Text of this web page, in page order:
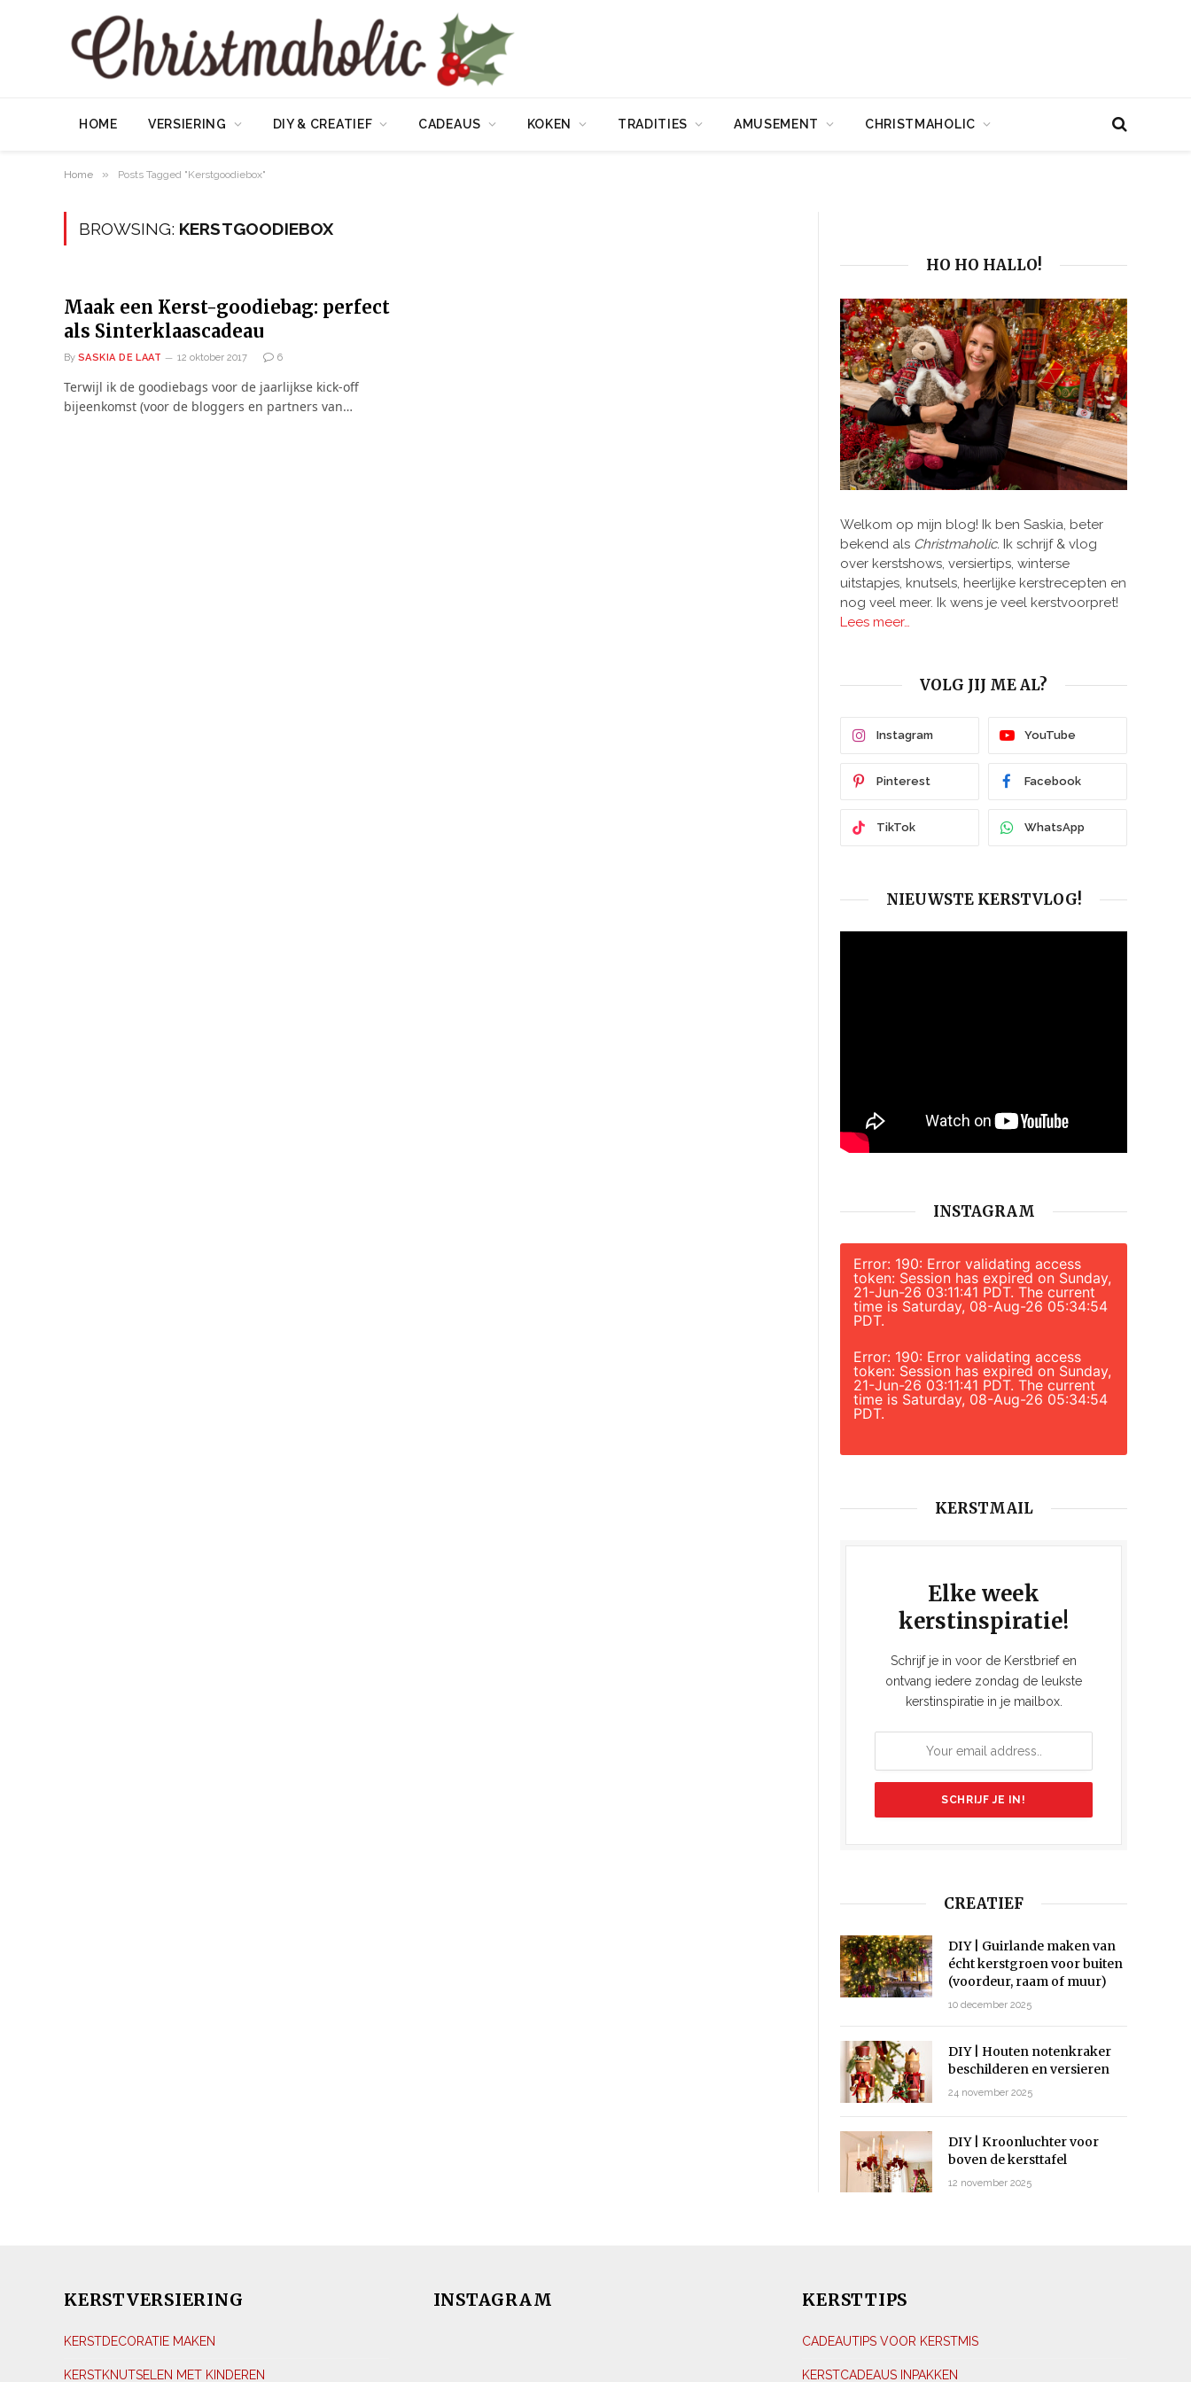
HOME VERSIERING DIY & CREATIEF CADEAUS KOKEN TRADITIES AMUSEMENT CHRISTMAHOLIC
Home » Posts Tagged "Kerstgoodiebox"
BROWSING: KERSTGOODIEBOX
Maak een Kerst-goodiebag: perfect
als Sinterklaascadeau
By SASKIA DE LAAT 12 oktober 2017 6
Terwijl ik de goodiebags voor de jaarlijkse kick-off
bijeenkomst (voor de bloggers en partners van…
HO HO HALLO!
Welkom op mijn blog! Ik ben Saskia, beter
bekend als Christmaholic. Ik schrijf & vlog
over kerstshows, versiertips, winterse
uitstapjes, knutsels, heerlijke kerstrecepten en
nog veel meer. Ik wens je veel kerstvoorpret!
Lees meer…
VOLG JIJ ME AL?
Instagram YouTube
Pinterest Facebook
TikTok WhatsApp
NIEUWSTE KERSTVLOG!
INSTAGRAM
Error: 190: Error validating access
token: Session has expired on Sunday,
21-Jun-26 03:11:41 PDT. The current
time is Saturday, 08-Aug-26 05:34:54
PDT.
Error: 190: Error validating access
token: Session has expired on Sunday,
21-Jun-26 03:11:41 PDT. The current
time is Saturday, 08-Aug-26 05:34:54
PDT.
KERSTMAIL
Elke week
kerstinspiratie!
Schrijf je in voor de Kerstbrief en
ontvang iedere zondag de leukste
kerstinspiratie in je mailbox.
CREATIEF
DIY | Guirlande maken van
écht kerstgroen voor buiten
(voordeur, raam of muur)
10 december 2025
DIY | Houten notenkraker
beschilderen en versieren
24 november 2025
DIY | Kroonluchter voor
boven de kersttafel
12 november 2025
KERSTVERSIERING
KERSTDECORATIE MAKEN
KERSTKNUTSELEN MET KINDEREN
INSTAGRAM KERSTTIPS
CADEAUTIPS VOOR KERSTMIS
KERSTCADEAUS INPAKKEN